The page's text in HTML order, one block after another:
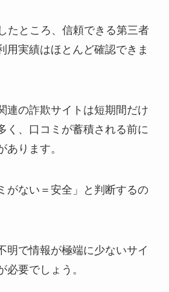
たところ、信頼できる第三者
用実績はほとんど確認できま
連の詐欺サイトは短期間だけ
く、口コミが蓄積される前に
あります。
がない＝安全」と判断するの
明で情報が極端に少ないサイ
必要でしょう。